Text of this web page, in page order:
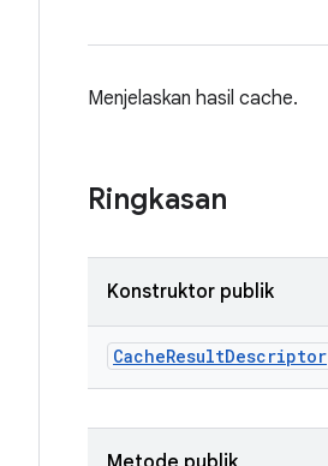
Menjelaskan hasil cache.
Ringkasan
Konstruktor publik
CacheResultDescriptor